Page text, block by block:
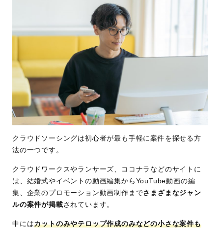
クラウドソーシングは初心者が最も手軽に案件を探せる方
法の一つです。
クラウドワークスやランサーズ、ココナラなどのサイトに
は、結婚式やイベントの動画編集からYouTube動画の編
集、企業のプロモーション動画制作までさまざまなジャン
ルの案件が掲載されています。
中にはカットのみやテロップ作成のみなどの小さな案件も